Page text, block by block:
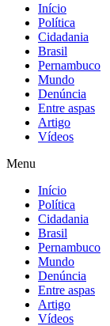
Início
Política
Cidadania
Brasil
Pernambuco
Mundo
Denúncia
Entre aspas
Artigo
Vídeos
Menu
Início
Política
Cidadania
Brasil
Pernambuco
Mundo
Denúncia
Entre aspas
Artigo
Vídeos